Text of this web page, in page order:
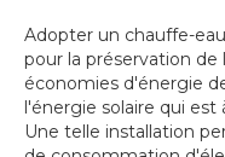
Adopter un chauffe-
pour la préservation
économies d'énergie
l'énergie solaire qui est
Une telle installation